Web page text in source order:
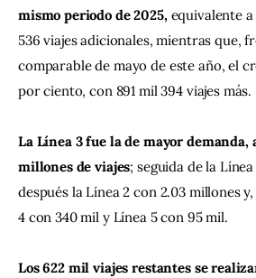
mismo periodo de 2025, equivalente
536 viajes adicionales, mientras que,
comparable de mayo de este año, el
por ciento, con 891 mil 394 viajes más.
La Línea 3 fue la de mayor demanda,
millones de viajes; seguida de la
después la Línea 2 con 2.03 millones
4 con 340 mil y Línea 5 con 95 mil.
Los 622 mil viajes restantes se